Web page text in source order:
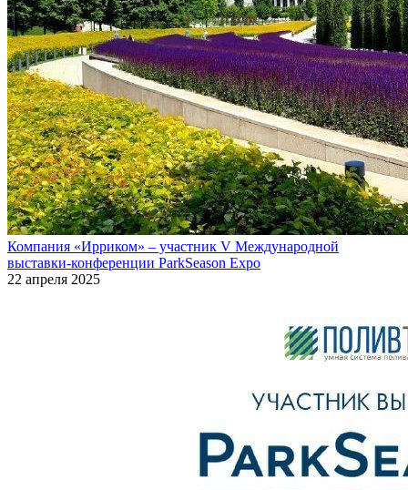
Компания «Ирриком» – участник V Международной
выставки-конференции ParkSeason Expo
22 апреля 2025